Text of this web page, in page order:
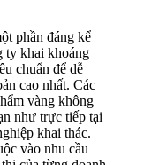
phần đáng kể
ty khai khoáng
chuẩn để dễ
cao nhất. Các
vàng không
như trực tiếp tại
khai thác.
vào nhu cầu